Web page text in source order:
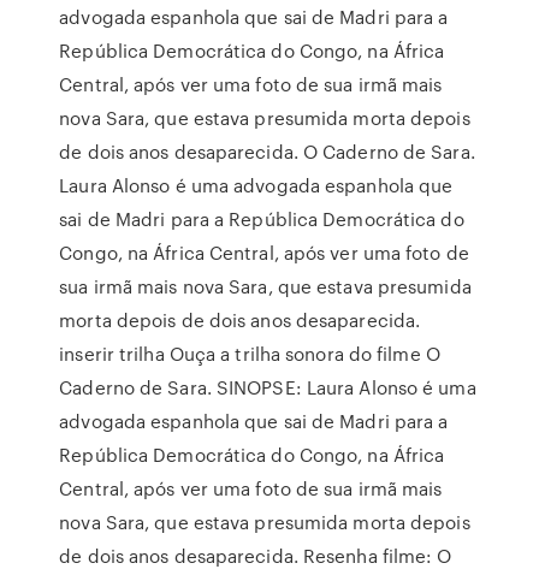
advogada espanhola que sai de Madri para a
República Democrática do Congo, na África
Central, após ver uma foto de sua irmã mais
nova Sara, que estava presumida morta depois
de dois anos desaparecida. O Caderno de Sara.
Laura Alonso é uma advogada espanhola que
sai de Madri para a República Democrática do
Congo, na África Central, após ver uma foto de
sua irmã mais nova Sara, que estava presumida
morta depois de dois anos desaparecida.
inserir trilha Ouça a trilha sonora do filme O
Caderno de Sara. SINOPSE: Laura Alonso é uma
advogada espanhola que sai de Madri para a
República Democrática do Congo, na África
Central, após ver uma foto de sua irmã mais
nova Sara, que estava presumida morta depois
de dois anos desaparecida. Resenha filme: O